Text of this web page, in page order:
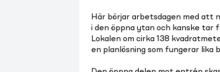
Här börjar arbetsdagen med att
i den öppna ytan och kanske tar
Lokalen om cirka 138
en planlösning som fungerar